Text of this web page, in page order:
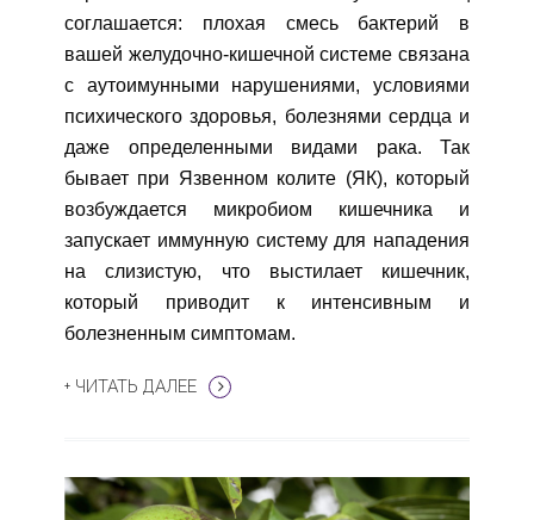
соглашается: плохая смесь бактерий в
вашей желудочно-кишечной системе связана
с аутоимунными нарушениями, условиями
психического здоровья, болезнями сердца и
даже определенными видами рака. Так
бывает при Язвенном колите (ЯК), который
возбуждается микробиом кишечника и
запускает иммунную систему для нападения
на слизистую, что выстилает кишечник,
который приводит к интенсивным и
болезненным симптомам.
+ ЧИТАТЬ ДАЛЕЕ